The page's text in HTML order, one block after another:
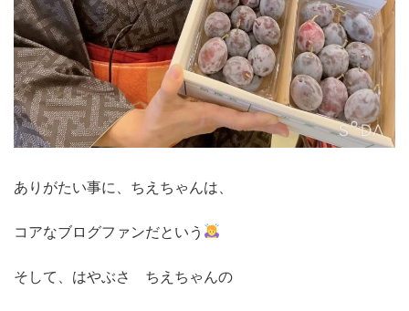
ありがたい事に、ちえちゃんは、
コアなブログファンだという
そして、はやぶさ ちえちゃんの